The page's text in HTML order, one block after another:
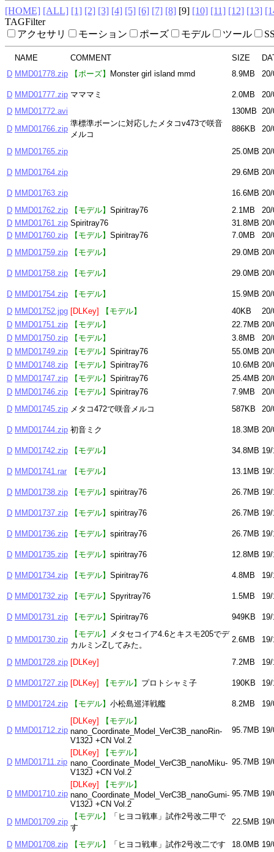
[HOME] [ALL] [1] [2] [3] [4] [5] [6] [7] [8] [9] [10] [11] [12] [13]
TAGFilter
アクセサリ
モーション ポーズ モデル ツール
NAME COMMENT SIZE
D MMD01778.zip 【ポーズ】 Monster girl island mmd 8.9MB
D MMD01777.zip マママミ 2.0MB
D MMD01772.avi 130MB
D MMD01766.zip
準標準ボーンに対応したメタコv473で咲音
メルコ
886KB
D MMD01765.zip 25.0MB
D MMD01764.zip 29.6MB
D MMD01763.zip 16.6MB
D MMD01762.zip 【モデル】 Spiritray76 2.1MB
D MMD01761.zip Spiritray76 31.8MB
D MMD01760.zip 【モデル】 Spiritray76 7.0MB
D MMD01759.zip 【モデル】 29.0MB
D MMD01758.zip 【モデル】 29.0MB
D MMD01754.zip 【モデル】 15.9MB
D MMD01752.jpg [DLKey] 【モデル】 40KB
D MMD01751.zip 【モデル】 22.7MB
D MMD01750.zip 【モデル】 3.8MB
D MMD01749.zip 【モデル】 Spiritray76 55.0MB
D MMD01748.zip 【モデル】 Spiritray76 10.6MB
D MMD01747.zip 【モデル】 Spiritray76 25.4MB
D MMD01746.zip 【モデル】 Spiritray76 7.9MB
D MMD01745.zip メタコ472で咲音メルコ 587KB
D MMD01744.zip 初音ミク 18.3MB
D MMD01742.zip 【モデル】 34.8MB
D MMD01741.rar 【モデル】 13.1MB
D MMD01738.zip 【モデル】 spiritray76 26.7MB
D MMD01737.zip 【モデル】 spiritray76 26.7MB
D MMD01736.zip 【モデル】 spiritray76 26.7MB
D MMD01735.zip 【モデル】 spiritray76 12.8MB
D MMD01734.zip 【モデル】 Spiritray76 4.8MB
D MMD01732.zip 【モデル】 Spyritray76 1.5MB
D MMD01731.zip 【モデル】 Spiritray76 949KB
D MMD01730.zip
【モデル】
メタセコイア4.6とキスモ205でデ
カルミンZしてみた。
2.6MB
D MMD01728.zip [DLKey] 7.2MB
D MMD01727.zip [DLKey] 【モデル】 プロトシャミ子 190KB
D MMD01724.zip 【モデル】 小松島巡洋戦艦 8.2MB
D MMD01712.zip
[DLKey]
【モデル】
nano_Coordinate_Model_VerC3B_nanoRin-
V132J +CN Vol.2
95.7MB
D MMD01711.zip
[DLKey]
【モデル】
nano_Coordinate_Model_VerC3B_nanoMiku-
V132J +CN Vol.2
95.7MB
D MMD01710.zip
[DLKey]
【モデル】
nano_Coordinate_Model_VerC3B_nanoGumi-
V132J +CN Vol.2
95.7MB
D MMD01709.zip
【モデル】
「ヒヨコ戦車」試作2号改二甲で
す
22.5MB
D MMD01708.zip 【モデル】 「ヒヨコ戦車」試作2号改二です 18.0MB